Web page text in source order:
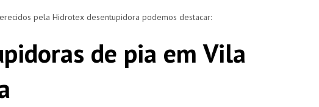
pela Hidrotex desentupidora podemos destacar:
de pia em Vila